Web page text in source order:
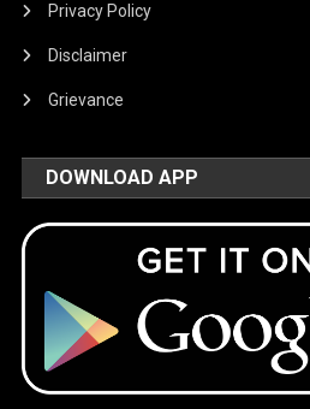
Privacy Policy
Disclaimer
Grievance
DOWNLOAD APP